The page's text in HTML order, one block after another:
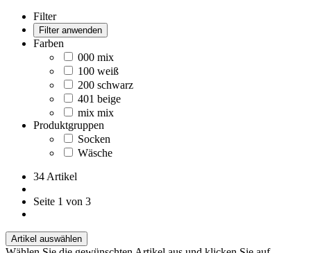
Filter
Filter anwenden
Farben
000 mix
100 weiß
200 schwarz
401 beige
mix mix
Produktgruppen
Socken
Wäsche
34 Artikel
Seite 1 von 3
Artikel auswählen